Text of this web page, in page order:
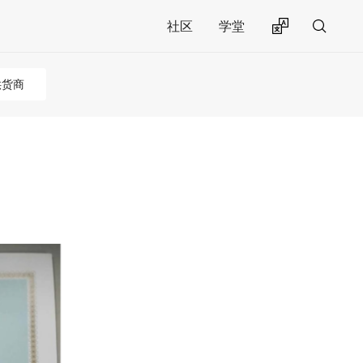
社区 学堂
商